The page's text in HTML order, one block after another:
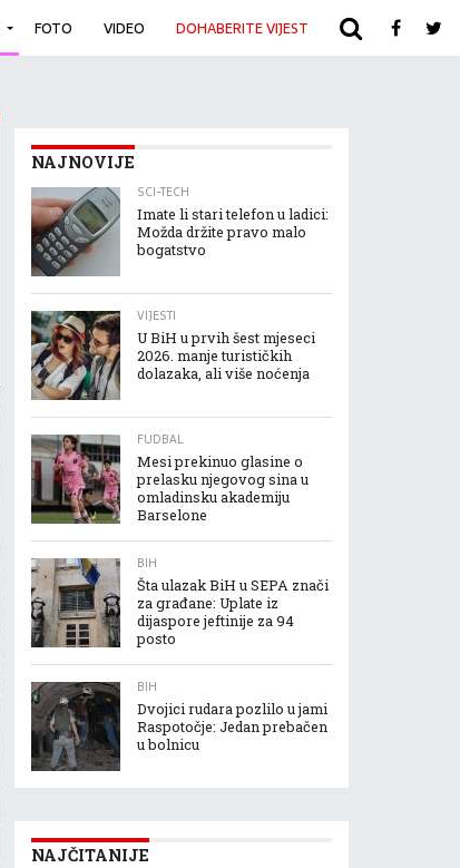
FOTO VIDEO DOHABERITE VIJEST ARHIVA
NAJNOVIJE
SCI-TECH
Imate li stari telefon u ladici:
Možda držite pravo malo
bogatstvo
VIJESTI
U BiH u prvih šest mjeseci
2026. manje turističkih
dolazaka, ali više noćenja
FUDBAL
Mesi prekinuo glasine o
prelasku njegovog sina u
omladinsku akademiju
Barselone
BIH
Šta ulazak BiH u SEPA znači
za građane: Uplate iz
dijaspore jeftinije za 94
posto
BIH
Dvojici rudara pozlilo u jami
Raspotočje: Jedan prebačen
u bolnicu
NAJČITANIJE